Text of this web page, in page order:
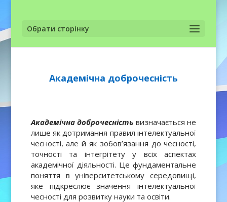
Обрати сторінку
Академічна доброчесність
Академічна доброчесність визначається не
лише як дотримання правил інтелектуальної
чесності, але й як зобов’язання до чесності,
точності та інтегрітету у всіх аспектах
академічної діяльності. Це фундаментальне
поняття в університетському середовищі,
яке підкреслює значення інтелектуальної
чесності для розвитку науки та освіти.